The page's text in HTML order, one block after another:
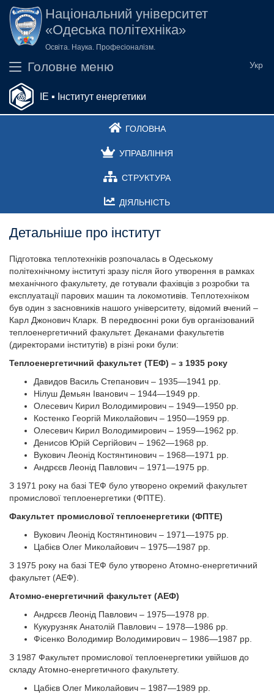
Перейти до основного вмісту
Національний університет
«Одеська політехніка»
Освіта. Наука. Професіоналізм.
Головне меню
ІЕ ▪ Інститут енергетики
ГОЛОВНА
УПРАВЛІННЯ
СТРУКТУРА
ДІЯЛЬНІСТЬ
Детальніше про інститут
Підготовка теплотехніків розпочалась в Одеському
політехнічному інституті зразу після його утворення в рамках
механічного факультету, де готували фахівців з розробки та
експлуатації парових машин та локомотивів. Теплотехніком
був один з засновників нашого університету, відомий вчений –
Карл Джонович Кларк. В передвоєнні роки був організований
теплоенергетичний факультет. Деканами факультетів
(директорами інститутів) в різні роки були:
Теплоенергетичний факультет (ТЕФ) – з 1935 року
Давидов Василь Степанович – 1935—1941 рр.
Нілуш Демьян Іванович – 1944—1949 рр.
Олесевич Кирил Володимирович – 1949—1950 рр.
Костенко Георгій Миколайович – 1950—1959 рр.
Олесевич Кирил Володимирович – 1959—1962 рр.
Денисов Юрій Сергійович – 1962—1968 рр.
Вукович Леонід Костянтинович – 1968—1971 рр.
Андрєєв Леонід Павлович – 1971—1975 рр.
З 1971 року на базі ТЕФ було утворено окремий факультет
промислової теплоенергетики (ФПТЕ).
Факультет промислової теплоенергетики (ФПТЕ)
Вукович Леонід Костянтинович – 1971—1975 рр.
Цабієв Олег Миколайович – 1975—1987 рр.
З 1975 року на базі ТЕФ було утворено Атомно-енергетичний
факультет (АЕФ).
Атомно-енергетичний факультет (АЕФ)
Андрєєв Леонід Павлович – 1975—1978 рр.
Кукурузняк Анатолій Павлович – 1978—1986 рр.
Фісенко Володимир Володимирович – 1986—1987 рр.
З 1987 Факультет промислової теплоенергетики увійшов до
складу Атомно-енергетичного факультету.
Цабієв Олег Миколайович – 1987—1989 рр.